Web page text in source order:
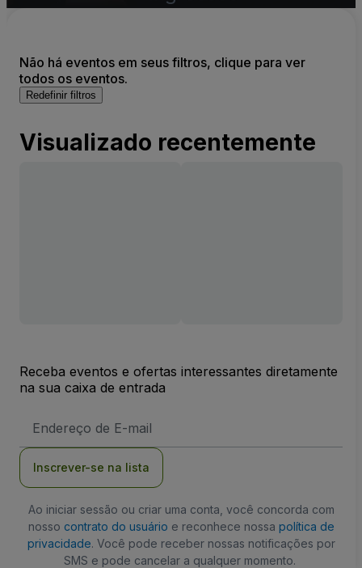
Não há eventos em seus filtros, clique para ver
todos os eventos.
Redefinir filtros
Visualizado recentemente
Receba eventos e ofertas interessantes diretamente
na sua caixa de entrada
de
Inscrever-se na lista
Ao iniciar sessão ou criar uma conta, você concorda com
nosso contrato do usuário e reconhece nossa política de
privacidade. Você pode receber nossas notificações por
SMS e pode cancelar a qualquer momento.